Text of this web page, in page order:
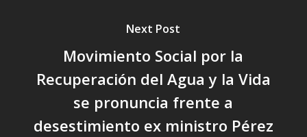
Next Post
Movimiento Social por la
Recuperación del Agua y la Vida
se pronuncia frente a
desestimiento ex ministro Pérez